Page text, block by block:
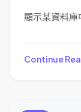
顯示某資料庫
Continue